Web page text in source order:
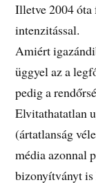
Illetve 2004 óta
intenzitással.
Amiért
üggyel az a
pedig a
Elvitathatatlan
(ártatlanság
média azonnal
bizonyítványt